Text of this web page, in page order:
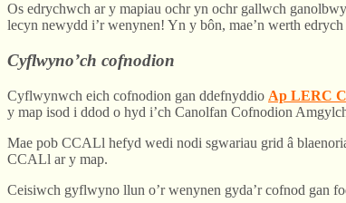
Os edrychwch ar y mapiau ochr yn ochr gallwch
lecyn newydd i’r wenynen! Yn y bôn, mae’n werth
Cyflwyno’ch cofnodion
Cyflwynwch eich cofnodion gan ddefnyddio Ap LERC
y map isod i ddod o hyd i’ch Canolfan Cofnodion
Mae pob CCALl hefyd wedi nodi sgwariau grid â
CCALl ar y map.
Ceisiwch gyflwyno llun o’r wenynen gyda’r cofnod gan